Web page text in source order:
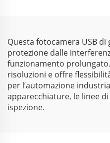
Questa fotocamera USB
protezione dalle
funzionamento
risoluzioni e offre
per l’automazione
apparecchiature, le linee
ispezione.